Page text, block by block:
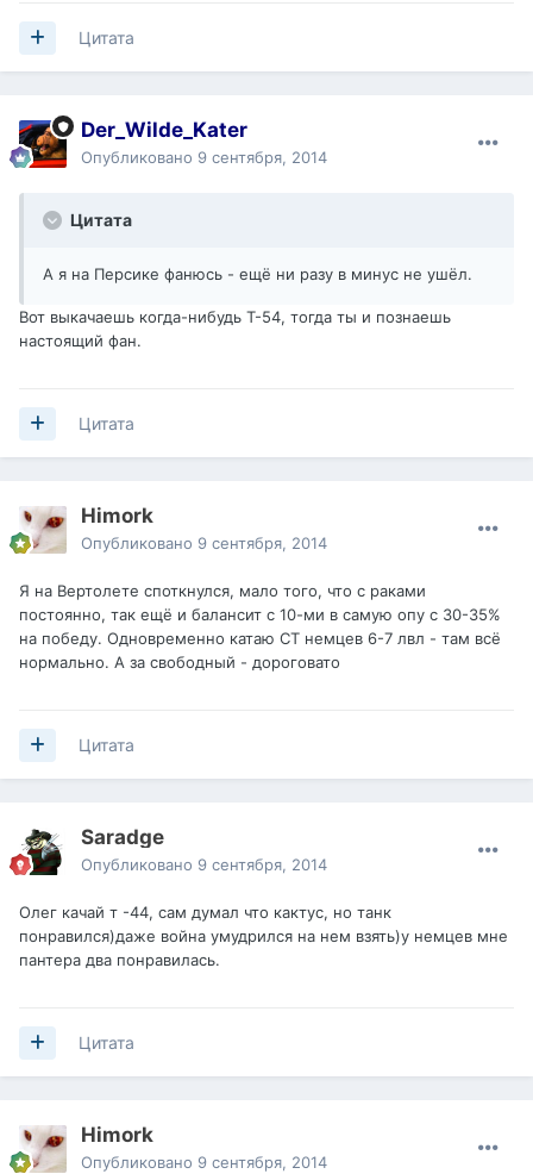
Цитата
Der_Wilde_Kater
Опубликовано 9 сентября, 2014
Цитата
А я на Персике фанюсь - ещё ни разу в минус не ушёл.
Вот выкачаешь когда-нибудь Т-54, тогда ты и познаешь
настоящий фан.
Цитата
Himork
Опубликовано 9 сентября, 2014
Я на Вертолете споткнулся, мало того, что с раками
постоянно, так ещё и балансит с 10-ми в самую опу с 30-35%
на победу. Одновременно катаю СТ немцев 6-7 лвл - там всё
нормально. А за свободный - дороговато
Цитата
Saradge
Опубликовано 9 сентября, 2014
Олег качай т -44, сам думал что кактус, но танк
понравился)даже война умудрился на нем взять)у немцев мне
пантера два понравилась.
Цитата
Himork
Опубликовано 9 сентября, 2014